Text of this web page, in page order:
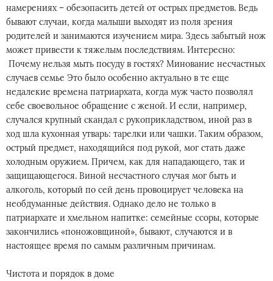
намерениях – обезопасить детей от острых предметов. Ведь
бывают случаи, когда малыши выходят из поля зрения
родителей и занимаются изучением мира. Здесь забытый нож
может привести к тяжелым последствиям. Интересно:
Почему нельзя мыть посуду в гостях? Минование несчастных
случаев семье Это было особенно актуально в те еще
недалекие времена патриархата, когда муж часто позволял
себе своевольное обращение с женой. И если, например,
случался крупный скандал с рукоприкладством, иной раз в
ход шла кухонная утварь: тарелки или чашки. Таким образом,
острый предмет, находящийся под рукой, мог стать даже
холодным оружием. Причем, как для нападающего, так и
защищающегося. Виной несчастного случая мог быть и
алкоголь, который по сей день провоцирует человека на
необдуманные действия. Однако дело не только в
патриархате и хмельном напитке: семейные ссоры, которые
закончились «поножовщиной», бывают, случаются и в
настоящее время по самым различным причинам.
Чистота и порядок в доме